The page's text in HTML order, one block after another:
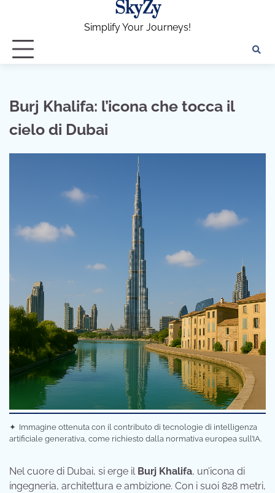
SkyZy
Simplify Your Journeys!
Burj Khalifa: l’icona che tocca il
cielo di Dubai
✦ Immagine ottenuta con il contributo di tecnologie di intelligenza
artificiale generativa, come richiesto dalla normativa europea sull’IA.
Nel cuore di Dubai, si erge il Burj Khalifa, un’icona di
ingegneria, architettura e ambizione. Con i suoi 828 metri,